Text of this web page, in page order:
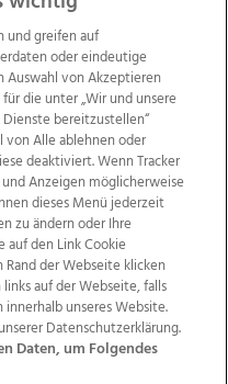
Kontakt
Jobs
AGB Anzeigekunden
Politische Werbung
und greifen auf
oder eindeutige
Auswahl von Akzeptieren
die unter „Wir und unsere
bereitzustellen“
von Alle ablehnen oder
deaktiviert. Wenn Tracker
Anzeigen möglicherweise
dieses Menü jederzeit
zu ändern oder Ihre
den Link Cookie
der Webseite klicken
auf der Webseite, falls
unseres Website.
Datenschutzerklärung.
Daten, um Folgendes